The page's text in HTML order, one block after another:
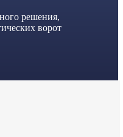
решения,
ворот